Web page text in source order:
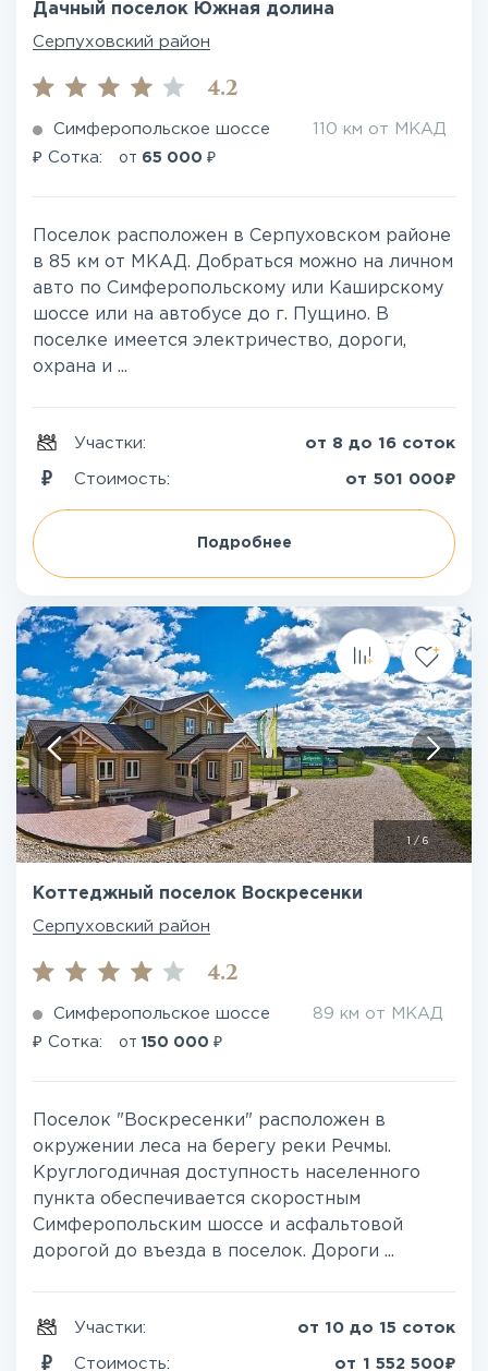
Дачный поселок Южная долина
Серпуховский район
4.2
Симферопольское шоссе 110 км от МКАД
₽ Сотка: от 65 000 ₽
Поселок расположен в Серпуховском районе
в 85 км от МКАД. Добраться можно на личном
авто по Симферопольскому или Каширскому
шоссе или на автобусе до г. Пущино. В
поселке имеется электричество, дороги,
охрана и ...
Участки: от 8 до 16 соток
Стоимость: от 501 000₽
Подробнее
1/6
Коттеджный поселок Воскресенки
Серпуховский район
4.2
Симферопольское шоссе 89 км от МКАД
₽ Сотка: от 150 000 ₽
Поселок "Воскресенки" расположен в
окружении леса на берегу реки Речмы.
Круглогодичная доступность населенного
пункта обеспечивается скоростным
Симферопольским шоссе и асфальтовой
дорогой до въезда в поселок. Дороги ...
Участки: от 10 до 15 соток
Стоимость: от 1 552 500₽